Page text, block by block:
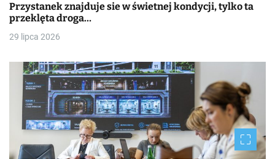
Przystanek znajduje sie w świetnej kondycji, tylko ta
przeklęta droga…
29 lipca 2026